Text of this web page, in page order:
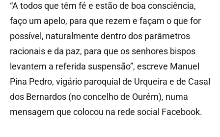
“A todos que têm fé e estão de boa consciência,
faço um apelo, para que rezem e façam o que for
possível, naturalmente dentro dos parâmetros
racionais e da paz, para que os senhores bispos
levantem a referida suspensão”, escreve Manuel
Pina Pedro, vigário paroquial de Urqueira e de Casal
dos Bernardos (no concelho de Ourém), numa
mensagem que colocou na rede social Facebook.